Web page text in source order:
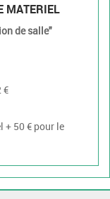
MATERIEL
de salle"
€
+ 50 € pour le